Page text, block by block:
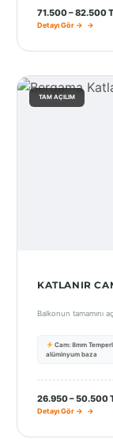
71.500 – 82.500
Detayı Gör →
TAM AÇILIM
KATLANIR
Balkonun tamamını
Cam: 8mm
alüminyum baza
26.950 – 50.500
Detayı Gör →